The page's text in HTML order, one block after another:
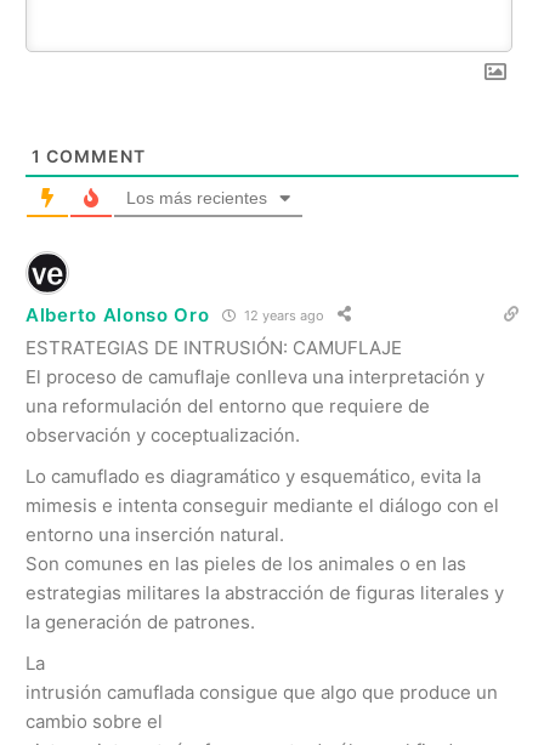
1 COMMENT
Los más recientes
Alberto Alonso Oro 12 years ago
ESTRATEGIAS DE INTRUSIÓN: CAMUFLAJE
El proceso de camuflaje conlleva una interpretación y
una reformulación del entorno que requiere de
observación y coceptualización.
Lo camuflado es diagramático y esquemático, evita la
mimesis e intenta conseguir mediante el diálogo con el
entorno una inserción natural.
Son comunes en las pieles de los animales o en las
estrategias militares la abstracción de figuras literales y
la generación de patrones.
La
intrusión camuflada consigue que algo que produce un
cambio sobre el